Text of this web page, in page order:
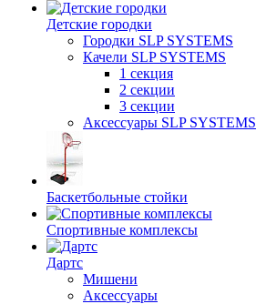
Детские городки
Городки SLP SYSTEMS
Качели SLP SYSTEMS
1 секция
2 секции
3 секции
Аксессуары SLP SYSTEMS
Баскетбольные стойки
Спортивные комплексы
Дартс
Мишени
Аксессуары